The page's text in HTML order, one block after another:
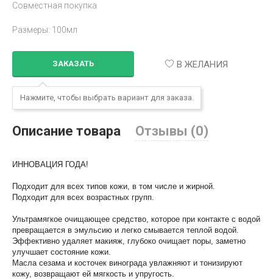
Совместная покупка
Размеры: 100мл
ЗАКАЗАТЬ В ЖЕЛАНИЯ
Нажмите, чтобы выбрать вариант для заказа.
Описание товара Отзывы (0)
ИННОВАЦИЯ ГОДА!
Подходит для всех типов кожи, в том числе и жирной.
Подходит для всех возрастных групп.
Ультрамягкое очищающее средство, которое при контакте с водой
превращается в эмульсию и легко смывается теплой водой.
Эффективно удаляет макияж, глубоко очищает поры, заметно
улучшает состояние кожи.
Масла сезама и косточек винограда увлажняют и тонизируют
кожу, возвращают ей мягкость и упругость.